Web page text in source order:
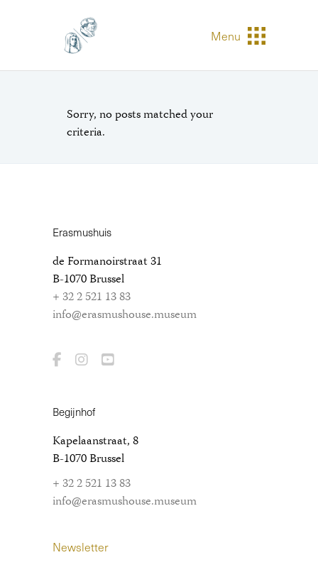
Menu
Sorry, no posts matched your
criteria.
Erasmushuis
de Formanoirstraat 31
B-1070 Brussel
+ 32 2 521 13 83
info@erasmushouse.museum
Begijnhof
Kapelaanstraat, 8
B-1070 Brussel
+ 32 2 521 13 83
info@erasmushouse.museum
Newsletter